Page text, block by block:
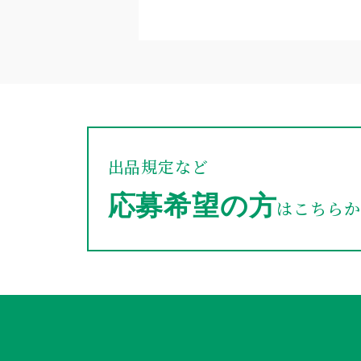
出品規定など
応募希望の方はこちら